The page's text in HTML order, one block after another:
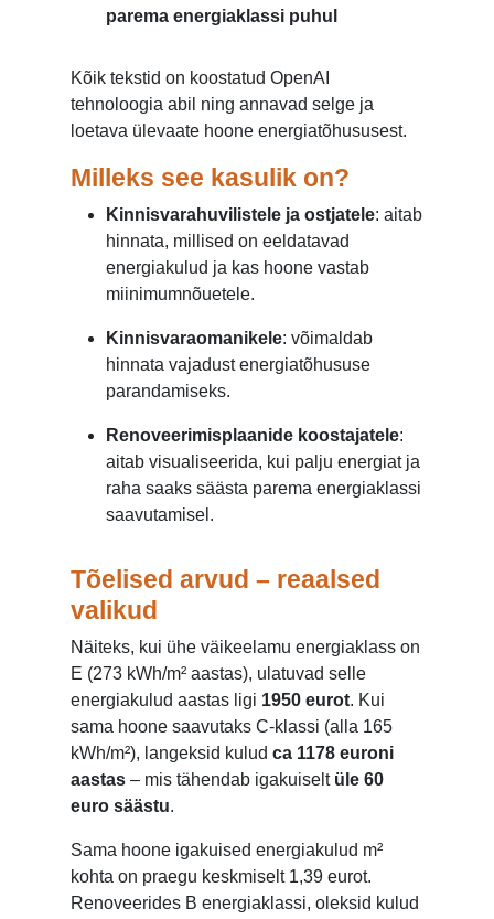
parema energiaklassi puhul
Kõik tekstid on koostatud OpenAI
tehnoloogia abil ning annavad selge ja
loetava ülevaate hoone energiatõhususest.
Milleks see kasulik on?
Kinnisvarahuvilistele ja ostjatele: aitab
hinnata, millised on eeldatavad
energiakulud ja kas hoone vastab
miinimumnõuetele.
Kinnisvaraomanikele: võimaldab
hinnata vajadust energiatõhususe
parandamiseks.
Renoveerimisplaanide koostajatele:
aitab visualiseerida, kui palju energiat ja
raha saaks säästa parema energiaklassi
saavutamisel.
Tõelised arvud – reaalsed
valikud
Näiteks, kui ühe väikeelamu energiaklass on
E (273 kWh/m² aastas), ulatuvad selle
energiakulud aastas ligi 1950 eurot. Kui
sama hoone saavutaks C-klassi (alla 165
kWh/m²), langeksid kulud ca 1178 euroni
aastas – mis tähendab igakuiselt üle 60
euro säästu.
Sama hoone igakuised energiakulud m²
kohta on praegu keskmiselt 1,39 eurot.
Renoveerides B energiaklassi, oleksid kulud